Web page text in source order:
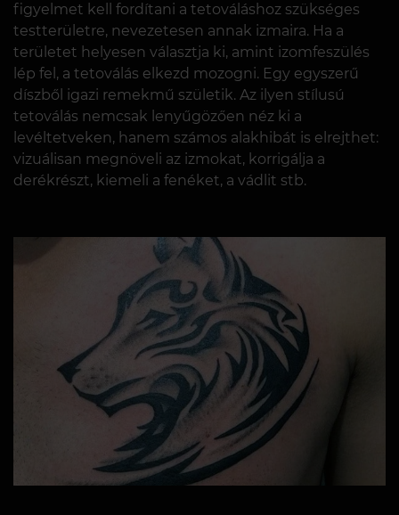
figyelmet kell fordítani a tetováláshoz szükséges
testterületre, nevezetesen annak izmaira. Ha a
területet helyesen választja ki, amint izomfeszülés
lép fel, a tetoválás elkezd mozogni. Egy egyszerű
díszből igazi remekmű születik. Az ilyen stílusú
tetoválás nemcsak lenyűgözően néz ki a
levéltetveken, hanem számos alakhibát is elrejthet:
vizuálisan megnöveli az izmokat, korrigálja a
derékrészt, kiemeli a fenéket, a vádlit stb.